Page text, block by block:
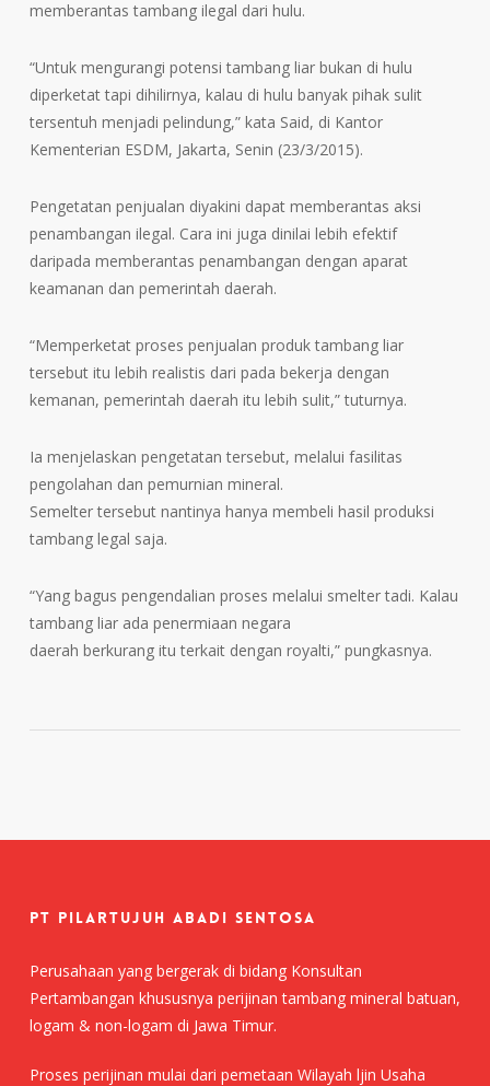
memberantas tambang ilegal dari hulu.
“Untuk mengurangi potensi tambang liar bukan di hulu
diperketat tapi dihilirnya, kalau di hulu banyak pihak sulit
tersentuh menjadi pelindung,” kata Said, di Kantor
Kementerian ESDM, Jakarta, Senin (23/3/2015).
Pengetatan penjualan diyakini dapat memberantas aksi
penambangan ilegal. Cara ini juga dinilai lebih efektif
daripada memberantas penambangan dengan aparat
keamanan dan pemerintah daerah.
“Memperketat proses penjualan produk tambang liar
tersebut itu lebih realistis dari pada bekerja dengan
kemanan, pemerintah daerah itu lebih sulit,” tuturnya.
Ia menjelaskan pengetatan tersebut, melalui fasilitas
pengolahan dan pemurnian mineral.
Semelter tersebut nantinya hanya membeli hasil produksi
tambang legal saja.
“Yang bagus pengendalian proses melalui smelter tadi. Kalau
tambang liar ada penermiaan negara
daerah berkurang itu terkait dengan royalti,” pungkasnya.
PT Pilartujuh Abadi Sentosa
Perusahaan yang bergerak di bidang Konsultan
Pertambangan khususnya perijinan tambang mineral batuan,
logam & non-logam di Jawa Timur.
Proses perijinan mulai dari pemetaan Wilayah ljin Usaha